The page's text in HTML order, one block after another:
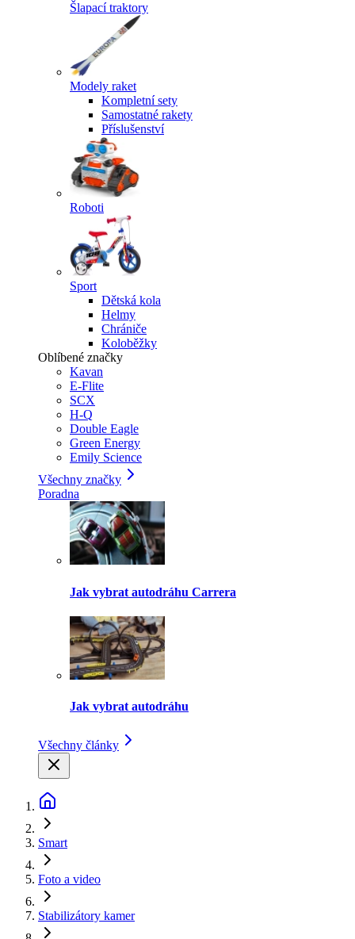
Šlapací traktory
Modely raket
Kompletní sety
Samostatné rakety
Příslušenství
Roboti
Sport
Dětská kola
Helmy
Chrániče
Koloběžky
Oblíbené značky
Kavan
E-Flite
SCX
H-Q
Double Eagle
Green Energy
Emily Science
Všechny značky
Poradna
Jak vybrat autodráhu Carrera
Jak vybrat autodráhu
Všechny články
Smart
Foto a video
Stabilizátory kamer